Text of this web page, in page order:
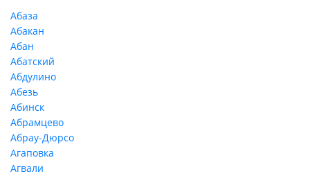
Абаза
Абакан
Абан
Абатский
Абдулино
Абезь
Абинск
Абрамцево
Абрау-Дюрсо
Агаповка
Агвали